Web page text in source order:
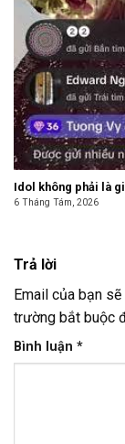
Idol không phải là
6 Tháng Tám, 2026
Trả lời
Email của bạn
trường bắt buộc
Bình luận *